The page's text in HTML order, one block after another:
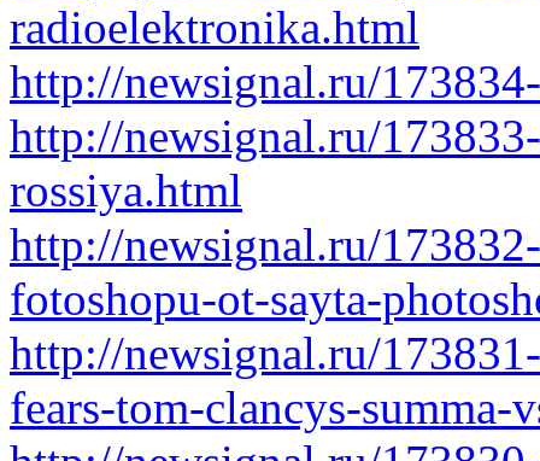
radioelektronika.html
http://newsignal.ru/
http://newsignal.ru/
rossiya.html
http://newsignal.ru/
fotoshopu-ot-sayta-
http://newsignal.ru/
fears-tom-clancys-summa-